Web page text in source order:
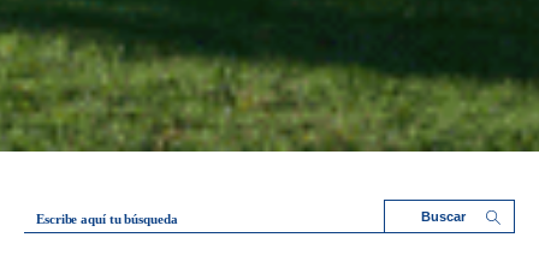
Escribe aquí tu búsqueda